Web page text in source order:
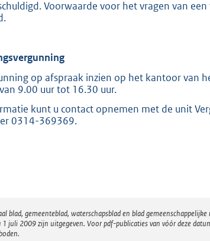
Voorwaarde voor het vragen van
op afspraak inzien op het kantoor van
9.00 uur tot 16.30 uur.
kunt u contact opnemen met de unit
0314-369369.
blad, gemeenteblad, waterschapsblad en blad
juli 2009 zijn uitgegeven. Voor pdf-publicaties van vóór deze